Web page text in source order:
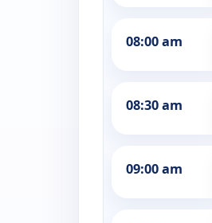
08:00 am
08:30 am
09:00 am